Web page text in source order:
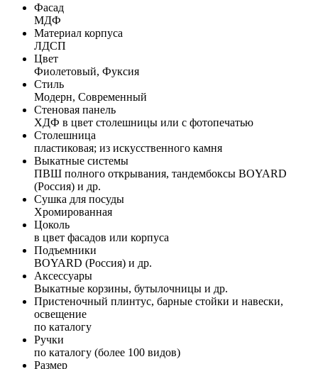
Фасад
МДФ
Материал корпуса
ЛДСП
Цвет
Фиолетовый, Фуксия
Стиль
Модерн, Современный
Стеновая панель
ХДФ в цвет столешницы или с фотопечатью
Столешница
пластиковая; из искусственного камня
Выкатные системы
ПВШ полного открывания, тандембоксы BOYARD
(Россия) и др.
Сушка для посуды
Хромированная
Цоколь
в цвет фасадов или корпуса
Подъемники
BOYARD (Россия) и др.
Аксессуары
Выкатные корзины, бутылочницы и др.
Пристеночный плинтус, барные стойки и навески,
освещение
по каталогу
Ручки
по каталогу (более 100 видов)
Размер